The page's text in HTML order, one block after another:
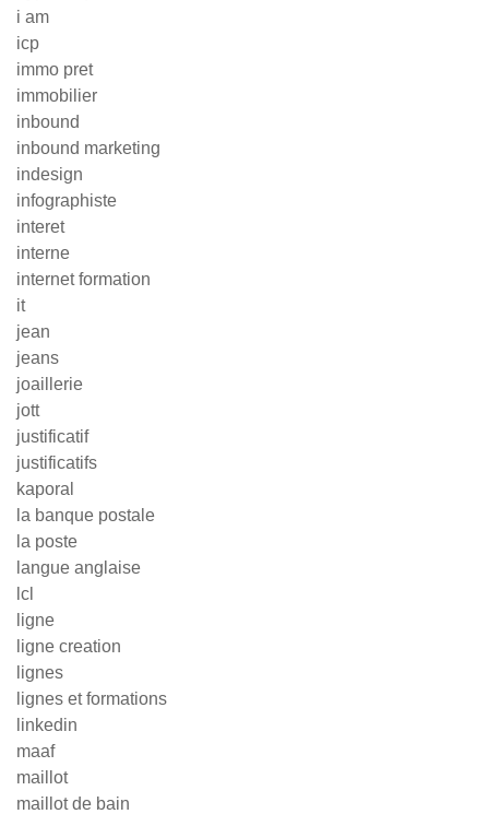
i am
icp
immo pret
immobilier
inbound
inbound marketing
indesign
infographiste
interet
interne
internet formation
it
jean
jeans
joaillerie
jott
justificatif
justificatifs
kaporal
la banque postale
la poste
langue anglaise
lcl
ligne
ligne creation
lignes
lignes et formations
linkedin
maaf
maillot
maillot de bain